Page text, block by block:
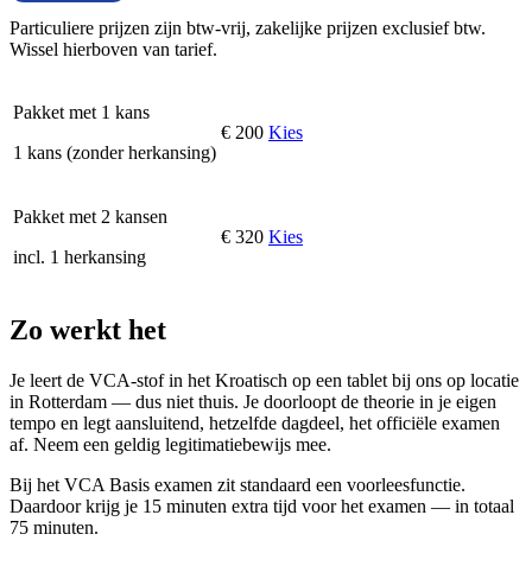
Particuliere prijzen zijn btw-vrij, zakelijke prijzen exclusief btw.
Wissel hierboven van tarief.
Pakket met 1 kans
1 kans (zonder herkansing)
€ 200 Kies
Pakket met 2 kansen
incl. 1 herkansing
€ 320 Kies
Zo werkt het
Je leert de VCA-stof in het Kroatisch op een tablet bij ons op locatie
in Rotterdam — dus niet thuis. Je doorloopt de theorie in je eigen
tempo en legt aansluitend, hetzelfde dagdeel, het officiële examen
af. Neem een geldig legitimatiebewijs mee.
Bij het VCA Basis examen zit standaard een voorleesfunctie.
Daardoor krijg je 15 minuten extra tijd voor het examen — in totaal
75 minuten.